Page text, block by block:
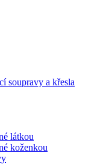
soupravy a křesla
látkou
koženkou